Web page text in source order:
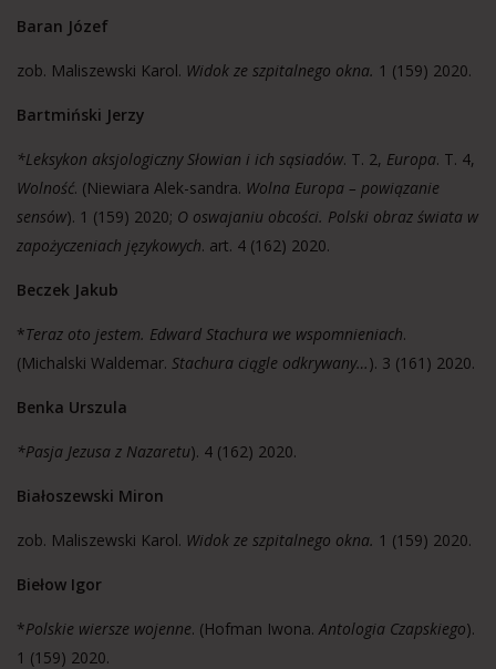
Baran Józef
zob. Maliszewski Karol. Widok ze szpitalnego okna. 1 (159) 2020.
Bartmiński Jerzy
*Leksykon aksjologiczny Słowian i ich sąsiadów. T. 2, Europa. T. 4,
Wolność. (Niewiara Alek-sandra. Wolna Europa – powiązanie
sensów). 1 (159) 2020; O oswajaniu obcości. Polski obraz świata w
zapożyczeniach językowych. art. 4 (162) 2020.
Beczek Jakub
*Teraz oto jestem. Edward Stachura we wspomnieniach.
(Michalski Waldemar. Stachura ciągle odkrywany…). 3 (161) 2020.
Benka Urszula
*Pasja Jezusa z Nazaretu). 4 (162) 2020.
Białoszewski Miron
zob. Maliszewski Karol. Widok ze szpitalnego okna. 1 (159) 2020.
Biełow Igor
*Polskie wiersze wojenne. (Hofman Iwona.Antologia Czapskiego).
1 (159) 2020.